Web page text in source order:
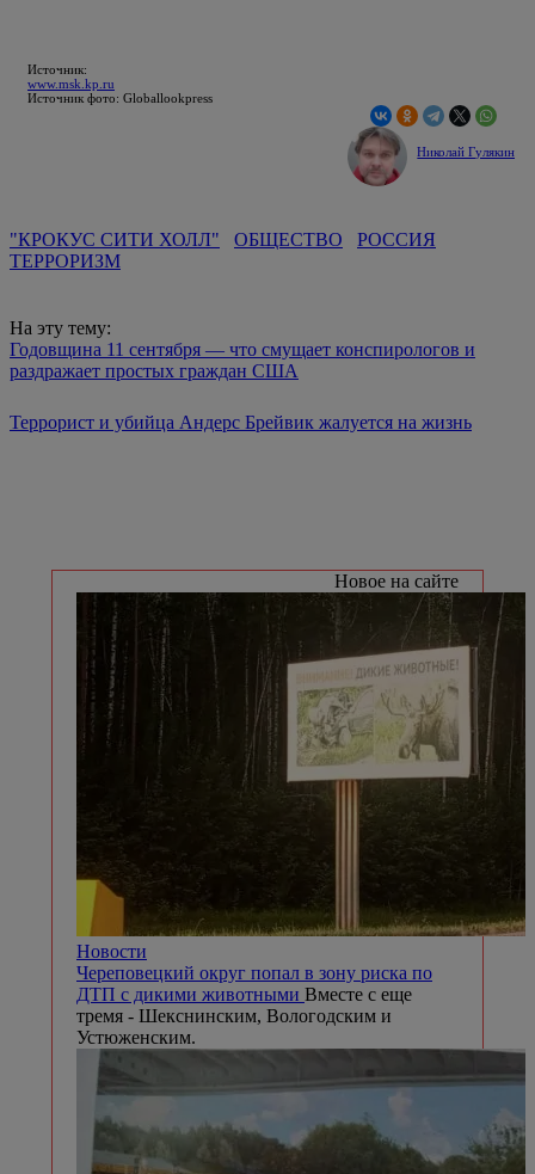
Источник:
www.msk.kp.ru
Источник фото: Globallookpress
Николай Гулякин
"КРОКУС СИТИ ХОЛЛ" ОБЩЕСТВО
РОССИЯ
ТЕРРОРИЗМ
На эту тему:
Годовщина 11 сентября — что смущает конспирологов и
раздражает простых граждан США
Террорист и убийца Андерс Брейвик жалуется на жизнь
Новое на сайте
Новости
Череповецкий округ попал в зону риска по
ДТП с дикими животными Вместе с еще
тремя - Шекснинским, Вологодским и
Устюженским.